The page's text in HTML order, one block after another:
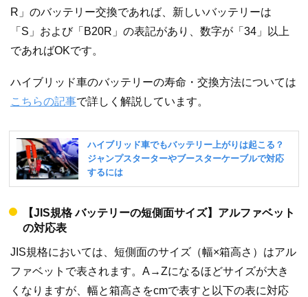
R」のバッテリー交換であれば、新しいバッテリーは
「S」および「B20R」の表記があり、数字が「34」以上
であればOKです。
ハイブリッド車のバッテリーの寿命・交換方法については
こちらの記事で詳しく解説しています。
【JIS規格 バッテリーの短側面サイズ】アルファベット
の対応表
JIS規格においては、短側面のサイズ（幅×箱高さ）はアル
ファベットで表されます。A→Zになるほどサイズが大き
くなりますが、幅と箱高さをcmで表すと以下の表に対応